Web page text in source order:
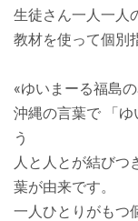
生徒さん一人一人
教材を使って個別
«ゆいまーる福島
沖縄の言葉で 「
う
人と人とが結びつ
葉が由来です。
一人ひとりがもつ